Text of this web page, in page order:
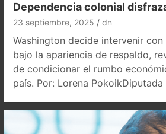
Dependencia colonial
23 septiembre, 2025 dn
Washington decide intervenir con
bajo la apariencia de respaldo,
de condicionar el rumbo
país. Por: Lorena